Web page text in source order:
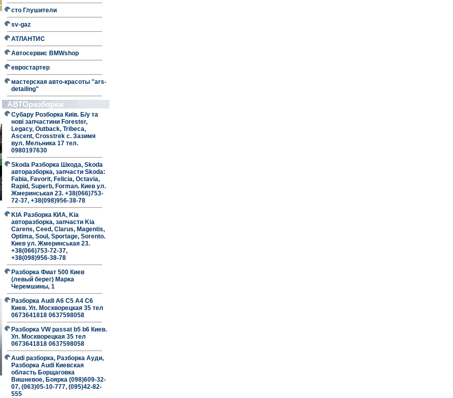
сто Глушители
sv-gaz
АТЛАНТИС
Автосервис BMWshop
евростартер
мастерская авто-красоты "ars-
detailing"
АВТОразборки
Субару Розборка Київ. Б/у та
нові запчастини Forester,
Legacy, Outback, Tribeca,
Ascent, Crosstrek с. Зазимя
вул. Мельника 17 тел.
0980197630
Skoda Разборка Шкода, Skoda
авторазборка, запчасти Skoda:
Fabia, Favorit, Felicia, Octavia,
Rapid, Superb, Forman. Киев ул.
Жмеринськая 23. +38(066)753-
72-37, +38(098)956-38-78
KIA Разборка КИА, Kia
авторазборка, запчасти Kia
Carens, Ceed, Clarus, Magentis,
Optima, Soul, Sportage, Sorento.
Киев ул. Жмеринськая 23.
+38(066)753-72-37,
+38(098)956-38-78
Разборка Фиат 500 Киев
(левый берег) Марка
Черемшины, 1
Разборка Audi A6 C5 A4 C6
Киев. Ул. Москворецкая 35 тел
0673641818 0637598058
Разборка VW passat b5 b6 Киев.
Ул. Москворецкая 35 тел
0673641818 0637598058
Audi разборка, Разборка Ауди,
Разборка Audi Киевская
область Борщаговка
Вишневое, Боярка (098)609-32-
07, (063)05-10-777, (095)42-82-
555